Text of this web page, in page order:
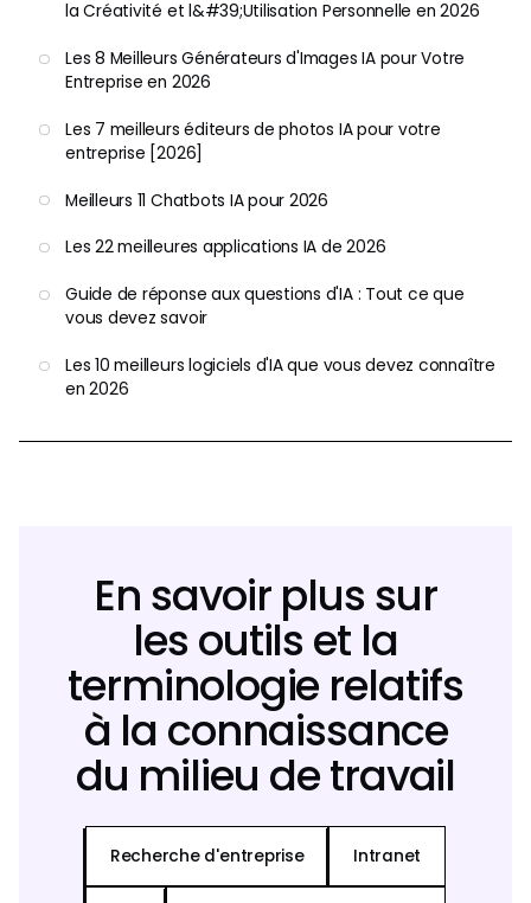
la Créativité et l&#39;Utilisation Personnelle en 2026
Les 8 Meilleurs Générateurs d'Images IA pour Votre
Entreprise en 2026
Les 7 meilleurs éditeurs de photos IA pour votre
entreprise [2026]
Meilleurs 11 Chatbots IA pour 2026
Les 22 meilleures applications IA de 2026
Guide de réponse aux questions d'IA : Tout ce que
vous devez savoir
Les 10 meilleurs logiciels d'IA que vous devez connaître
en 2026
En savoir plus sur
les outils et la
terminologie relatifs
à la connaissance
du milieu de travail
Recherche d'entreprise Intranet